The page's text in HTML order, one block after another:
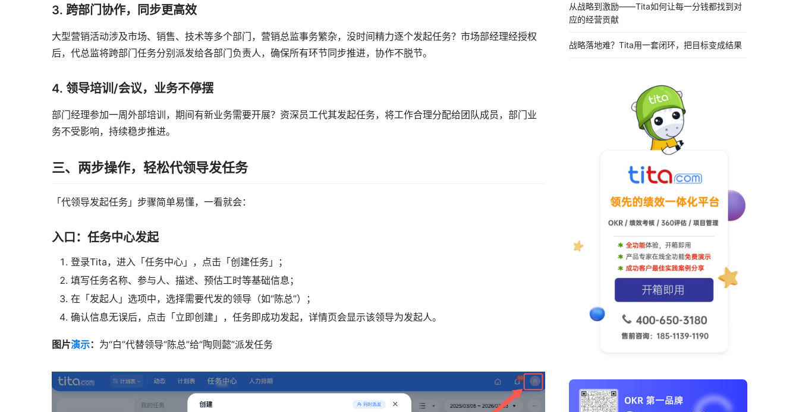
3. 跨部门协作，同步更高效
大型营销活动涉及市场、销售、技术等多个部门，营销总监事务繁杂，没时间精力逐个发起任务？市场部经理经授权
后，代总监将跨部门任务分别派发给各部门负责人，确保所有环节同步推进，协作不脱节。
4. 领导培训/会议，业务不停摆
部门经理参加一周外部培训，期间有新业务需要开展？资深员工代其发起任务，将工作合理分配给团队成员，部门业
务不受影响，持续稳步推进。
三、两步操作，轻松代领导发任务
「代领导发起任务」步骤简单易懂，一看就会：
入口：任务中心发起
登录Tita，进入「任务中心」，点击「创建任务」；
填写任务名称、参与人、描述、预估工时等基础信息；
在「发起人」选项中，选择需要代发的领导（如“陈总”）；
确认信息无误后，点击「立即创建」，任务即成功发起，详情页会显示该领导为发起人。
图片演示： 为“白”代替领导“陈总”给“陶则懿”派发任务
从战略到激励——Tita如何让每一分钱都找到对
应的经营贡献
战略落地难？Tita用一套闭环，把目标变成结果